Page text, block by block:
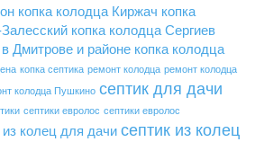
копка колодца Киржач копка
копка колодца Сергиев
Дмитрове и районе копка колодца
копка септика ремонт колодца ремонт колодца
колодца Пушкино септик для дачи
септики евролос септики евролос
из колец для дачи септик из колец